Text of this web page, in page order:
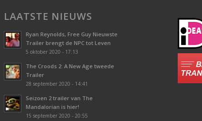
LAATSTE NIEUWS
Ryan Reynolds, Free Guy Nieuwste
Trailer brengt de NPC tot Leven
5 oktober 2020 - 17:13
The Croods 2: A New Age tweede
Trailer
28 september 2020 - 14:41
Seizoen 2 trailer van The
Mandalorian is hier!
15 september 2020 - 20:55